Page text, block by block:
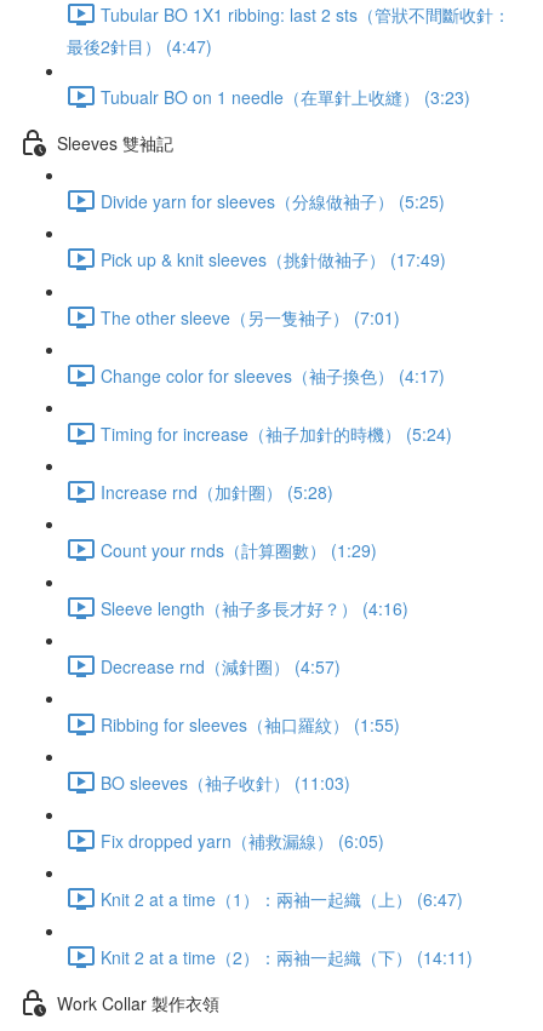
Tubular BO 1X1 ribbing: last 2 sts（管狀不間斷收針：
最後2針目） (4:47)
Tubualr BO on 1 needle（在單針上收縫） (3:23)
Sleeves 雙袖記
Divide yarn for sleeves（分線做袖子） (5:25)
Pick up & knit sleeves（挑針做袖子） (17:49)
The other sleeve（另一隻袖子） (7:01)
Change color for sleeves（袖子換色） (4:17)
Timing for increase（袖子加針的時機） (5:24)
Increase rnd（加針圈） (5:28)
Count your rnds（計算圈數） (1:29)
Sleeve length（袖子多長才好？） (4:16)
Decrease rnd（減針圈） (4:57)
Ribbing for sleeves（袖口羅紋） (1:55)
BO sleeves（袖子收針） (11:03)
Fix dropped yarn（補救漏線） (6:05)
Knit 2 at a time（1）：兩袖一起織（上） (6:47)
Knit 2 at a time（2）：兩袖一起織（下） (14:11)
Work Collar 製作衣領